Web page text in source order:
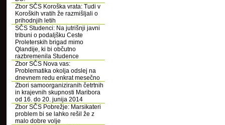
Zbor SČS Koroška vrata: Tudi v
Koroških vratih že razmišljali o
prihodnjih letih
SČS Studenci: Na jutrišnji javni
tribuni o podaljšku Ceste
Proleterskih brigad mimo
Qlandije, ki bi občutno
razbremenila Studence
Zbor SČS Nova vas:
Problematika okolja odslej na
dnevnem redu enkrat mesečno
Zbori samoorganiziranih četrtnih
in krajevnih skupnosti Maribora
od 16. do 20. junija 2014
Zbor SČS Pobrežje: Marsikateri
problem bi se lahko rešil že z
malo dobre volje